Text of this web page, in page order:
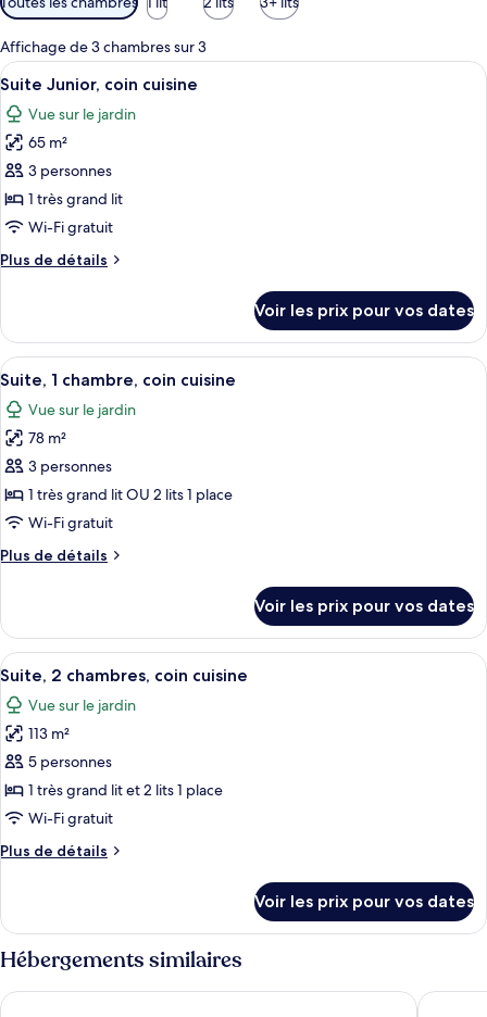
disponibles
pour
les
chambres
Affichage de 3 chambres sur 3
Afficher
toutes
les
photos
pour
ce
type
chambre :
coin
cuisine
Suite Junior, coin cuisine | Coin séjour
8
Suite Junior, coin cuisine
Vue sur le jardin
65 m²
3 personnes
1 très grand lit
Wi-Fi gratuit
Plus de détails
Plus
le
type
de
chambre
Suite
Junior,
coin
cuisine
Voir les prix pour vos dates
Afficher
toutes
les
photos
pour
ce
type
chambre :
chambre,
coin
cuisine
6
Suite, 1 chambre, coin cuisine
Vue sur le jardin
78 m²
3 personnes
1 très grand lit OU 2 lits 1 place
Wi-Fi gratuit
Plus de détails
Plus
le
type
de
chambre
Suite,
chambre,
coin
cuisine
Voir les prix pour vos dates
Afficher
toutes
les
photos
pour
ce
type
chambre :
chambres,
coin
cuisine
Suite, 2 chambres, coin cuisine |
10
Suite, 2 chambres, coin cuisine
Vue sur le jardin
113 m²
5 personnes
1 très grand lit et 2 lits 1 place
Wi-Fi gratuit
Plus de détails
Plus
le
type
de
chambre
Suite,
Voir les prix pour vos dates
Hébergements similaires
Cassia Phuket, part of Banyan Group The